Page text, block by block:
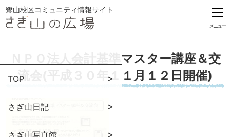
鷺山校区コミュニティ情報サイト
メニュー
TOP
さぎ山日記
ＮＰＯ法人会計基準マスター講座＆交
流会(平成３０年１１月１２日開催)